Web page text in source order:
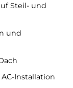
Steil- und
und
Installation